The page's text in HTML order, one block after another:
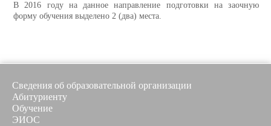
В 2016 году на данное направление подготовки на заочную
форму обучения выделено 2 (два) места.
Сведения об образовательной организации
Абитуриенту
Обучение
ЭИОС